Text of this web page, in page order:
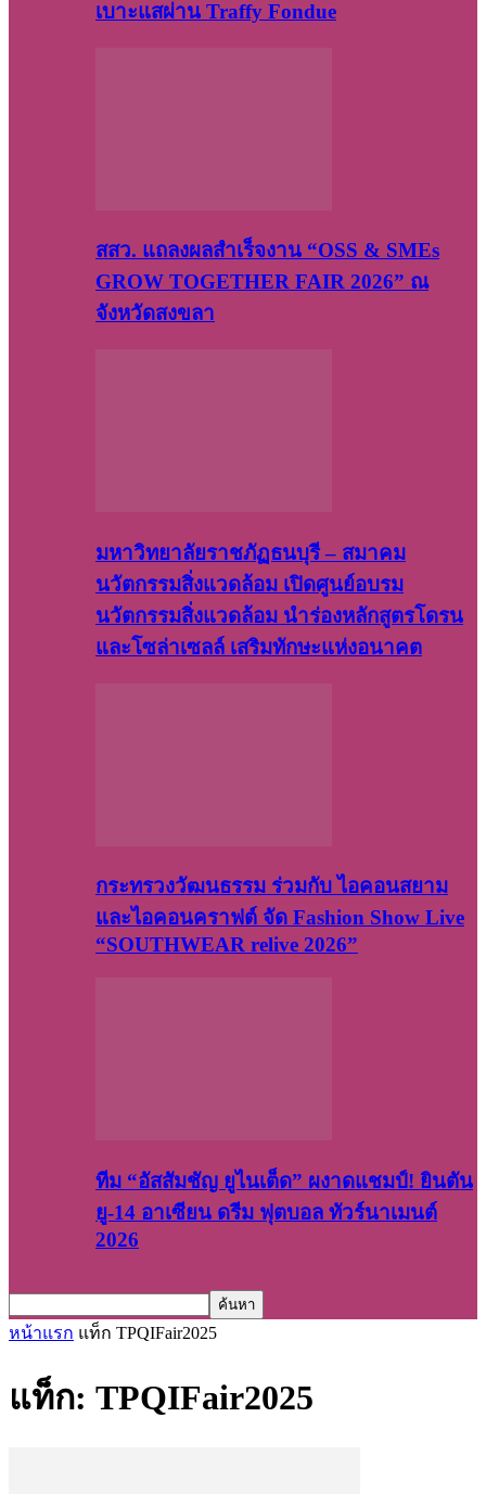
เบาะแสผ่าน Traffy Fondue
สสว. แถลงผลสำเร็จงาน “OSS & SMEs
GROW TOGETHER FAIR 2026” ณ
จังหวัดสงขลา
มหาวิทยาลัยราชภัฏธนบุรี – สมาคม
นวัตกรรมสิ่งแวดล้อม เปิดศูนย์อบรม
นวัตกรรมสิ่งแวดล้อม นำร่องหลักสูตรโดรน
และโซล่าเซลล์ เสริมทักษะแห่งอนาคต
กระทรวงวัฒนธรรม ร่วมกับ ไอคอนสยาม
และไอคอนคราฟต์ จัด Fashion Show Live
“SOUTHWEAR relive 2026”
ทีม “อัสสัมชัญ ยูไนเต็ด” ผงาดแชมป์! ยินตัน
ยู-14 อาเซียน ดรีม ฟุตบอล ทัวร์นาเมนต์
2026
หน้าแรก แท็ก TPQIFair2025
แท็ก: TPQIFair2025